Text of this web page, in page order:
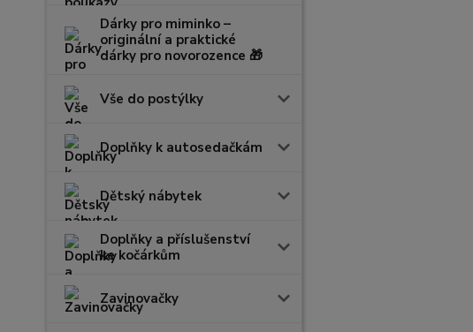
Dárky pro miminko –
originální a praktické
dárky pro novorozence 🎁
Vše do postýlky
Doplňky k autosedačkám
Dětský nábytek
Doplňky a příslušenství
ke kočárkům
Zavinovačky